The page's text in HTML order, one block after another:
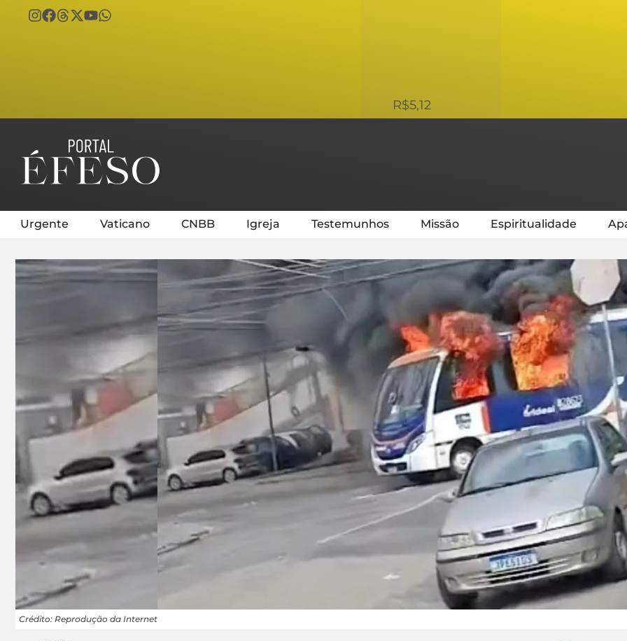
R$5,12
Urgente Vaticano CNBB Igreja Testemunhos Missão Espiritualidade
Crédito: Reprodução da Internet